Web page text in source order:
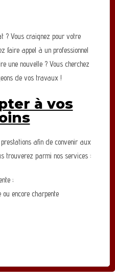
? Vous craignez pour votre
faire appel à un professionnel
une nouvelle ? Vous cherchez
de vos travaux !
à vos
afin de convenir aux
trouverez parmi nos services :
;
encore charpente